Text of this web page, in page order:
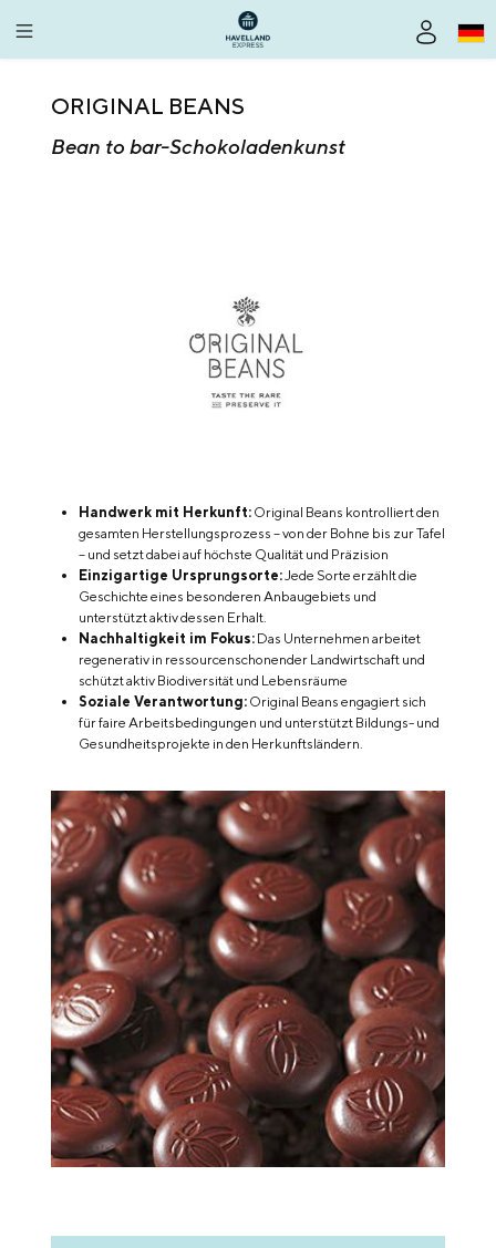
ORIGINAL BEANS
Bean to bar-Schokoladenkunst
Handwerk mit Herkunft: Original Beans kontrolliert den
gesamten Herstellungsprozess – von der Bohne bis zur Tafel
– und setzt dabei auf höchste Qualität und Präzision
Einzigartige Ursprungsorte:Jede Sorte erzählt die
Geschichte eines besonderen Anbaugebiets und
unterstützt aktiv dessen Erhalt.
Nachhaltigkeit im Fokus: Das Unternehmen arbeitet
regenerativ in ressourcenschonender Landwirtschaft und
schützt aktiv Biodiversität und Lebensräume
Soziale Verantwortung: Original Beans engagiert sich
für faire Arbeitsbedingungen und unterstützt Bildungs- und
Gesundheitsprojekte in den Herkunftsländern.